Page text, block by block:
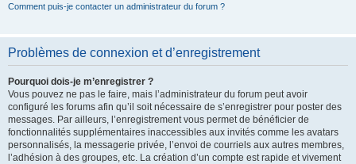
Comment puis-je contacter un administrateur du forum ?
Problèmes de connexion et d’enregistrement
Pourquoi dois-je m’enregistrer ?
Vous pouvez ne pas le faire, mais l’administrateur du forum peut avoir
configuré les forums afin qu’il soit nécessaire de s’enregistrer pour poster des
messages. Par ailleurs, l’enregistrement vous permet de bénéficier de
fonctionnalités supplémentaires inaccessibles aux invités comme les avatars
personnalisés, la messagerie privée, l’envoi de courriels aux autres membres,
l’adhésion à des groupes, etc. La création d’un compte est rapide et vivement